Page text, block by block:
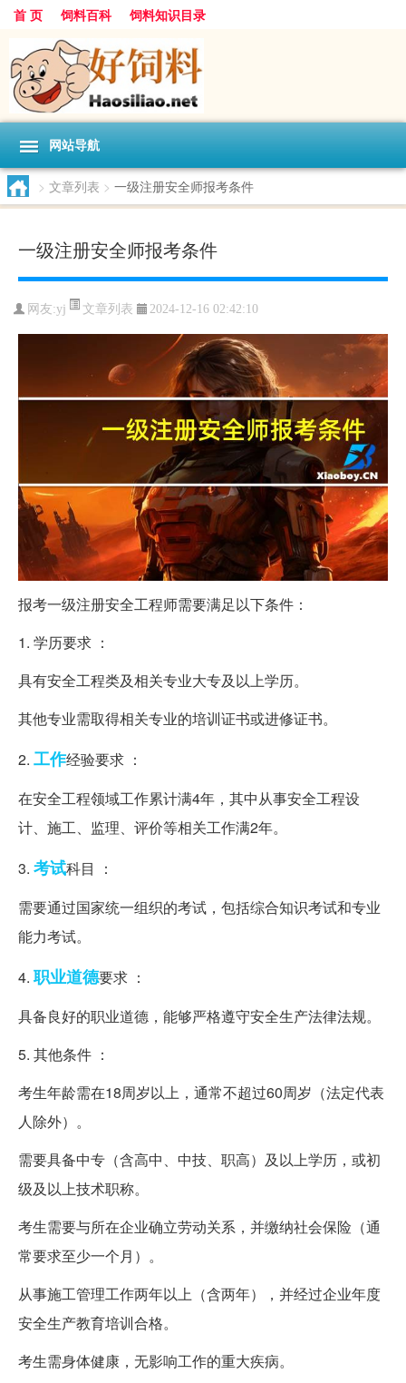
首 页 饲料百科 饲料知识目录
网站导航
> 文章列表 > 一级注册安全师报考条件
一级注册安全师报考条件
网友:yj 文章列表 2024-12-16 02:42:10
报考一级注册安全工程师需要满足以下条件：
1. 学历要求 ：
具有安全工程类及相关专业大专及以上学历。
其他专业需取得相关专业的培训证书或进修证书。
2. 工作经验要求 ：
在安全工程领域工作累计满4年，其中从事安全工程设
计、施工、监理、评价等相关工作满2年。
3. 考试科目 ：
需要通过国家统一组织的考试，包括综合知识考试和专业
能力考试。
4. 职业道德要求 ：
具备良好的职业道德，能够严格遵守安全生产法律法规。
5. 其他条件 ：
考生年龄需在18周岁以上，通常不超过60周岁（法定代表
人除外）。
需要具备中专（含高中、中技、职高）及以上学历，或初
级及以上技术职称。
考生需要与所在企业确立劳动关系，并缴纳社会保险（通
常要求至少一个月）。
从事施工管理工作两年以上（含两年），并经过企业年度
安全生产教育培训合格。
考生需身体健康，无影响工作的重大疾病。